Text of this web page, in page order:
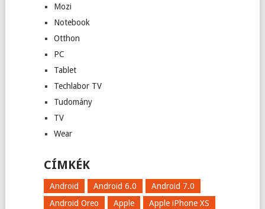
Mozi
Notebook
Otthon
PC
Tablet
Techlabor TV
Tudomány
TV
Wear
CÍMKÉK
Android Android 6.0
Android 7.0
Android Oreo
Apple
Apple iPhone XS